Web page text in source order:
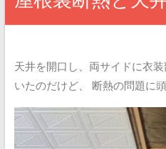
天井を開口し、両サイドに衣
いたのだけど、
断熱の問題に